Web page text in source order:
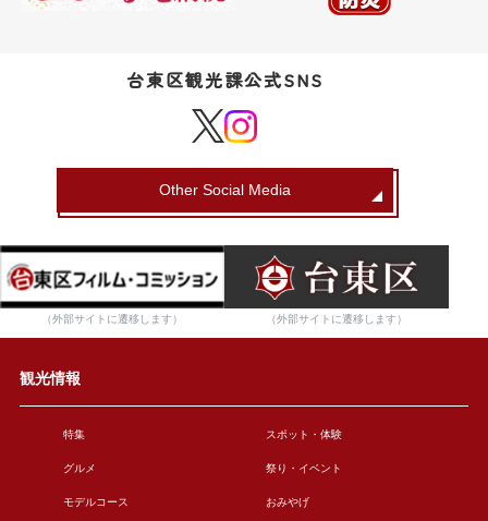
台東区観光課公式SNS
Other Social Media
（外部サイトに遷移します） （外部サイトに遷移します）
観光情報
特集 スポット・体験
グルメ 祭り・イベント
モデルコース おみやげ